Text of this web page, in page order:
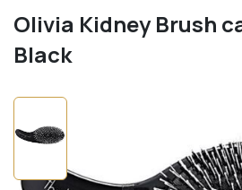
Olivia Kidney Brush
Black